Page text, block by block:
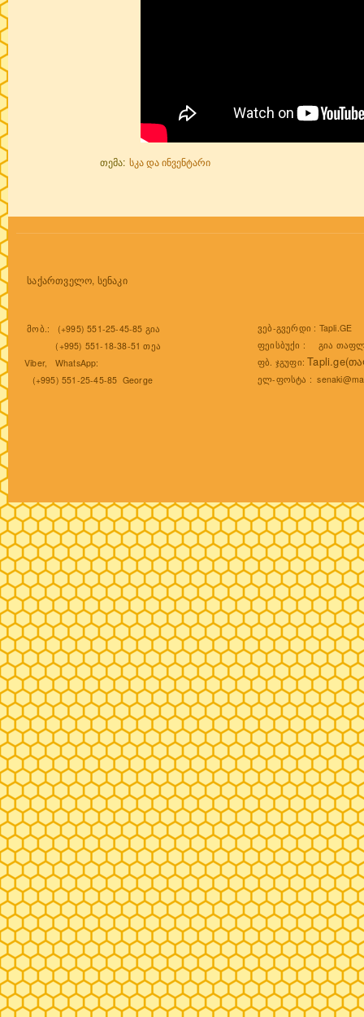
თემა: სკა და ინვენტარი
საქართველო, სენაკი
მობ.: (+995) 551-25-45-85 გია
(+995) 551-18-38-51 თეა
Viber, WhatsApp:
(+995) 551-25-45-85 George
ვებ-გვერდი : Tapli.GE
ფეისბუქი : გია
ფბ. ჯგუფი:
ელ-ფოსტა :